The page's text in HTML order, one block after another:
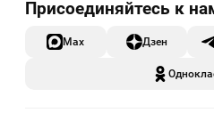
Max Дзен